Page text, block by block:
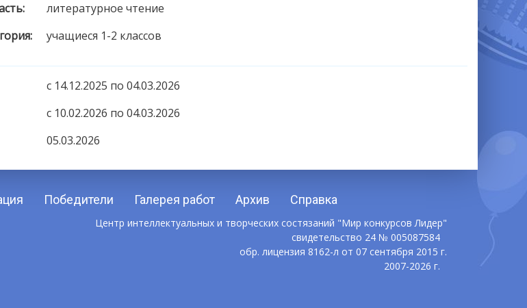
литературное чтение
учащиеся 1-2 классов
c 14.12.2025 по 04.03.2026
c 10.02.2026 по 04.03.2026
05.03.2026
Победители Галерея работ Архив Справка
Центр интеллектуальных и творческих состязаний "Мир конкурсов Лидер"
свидетельство 24 № 005087584
обр. лицензия 8162-л от 07 сентября 2015 г.
2007-2026 г.